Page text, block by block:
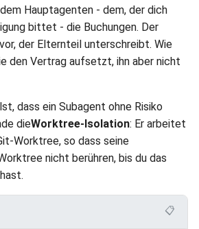
Hauptagenten - dem, der dich
bittet - die Buchungen. Der
der Elternteil unterschreibt. Wie
den Vertrag aufsetzt, ihn aber nicht
dass ein Subagent ohne Risiko
dieWorktree-Isolation: Er arbeitet
Worktree, so dass seine
nicht berühren, bis du das
📋